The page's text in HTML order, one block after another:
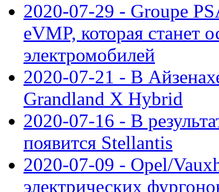
2020-07-29 - Groupe
eVMP, которая станет
электромобилей
2020-07-21 - В
Grandland X Hybrid
2020-07-16 - В
появится Stellantis
2020-07-09 - Opel/
электрических